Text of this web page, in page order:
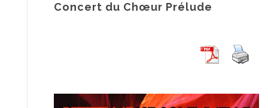
Concert du Chœur Prélude